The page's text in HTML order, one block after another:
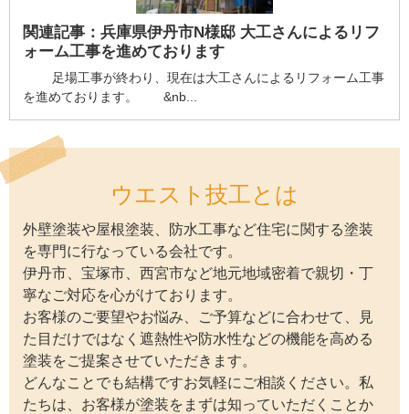
関連記事： 兵庫県伊丹市N様邸 大工さんによるリフ
ォーム工事を進めております
足場工事が終わり、現在は大工さんによるリフォーム工事
を進めております。 &nb...
ウエスト技工とは
外壁塗装や屋根塗装、防水工事など住宅に関する塗装
を専門に行なっている会社です。
伊丹市、宝塚市、西宮市など地元地域密着で親切・丁
寧なご対応を心がけております。
お客様のご要望やお悩み、ご予算などに合わせて、見
た目だけではなく遮熱性や防水性などの機能を高める
塗装をご提案させていただきます。
どんなことでも結構ですお気軽にご相談ください。私
たちは、お客様が塗装をまずは知っていただくことか